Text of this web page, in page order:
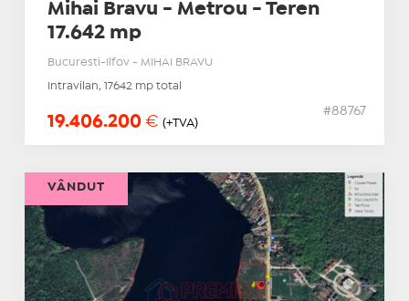
Mihai Bravu - Metrou - Teren
17.642 mp
Bucuresti-Ilfov - MIHAI BRAVU
Intravilan, 17642 mp total
19.406.200 € (+TVA)
#88767
VÂNDUT